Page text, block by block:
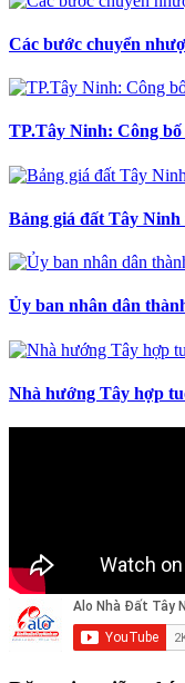
Các bước chuyển
TP.Tây Ninh: Công
Bảng giá đất Tây Ninh
Ủy ban nhân dân
Nhà hướng Tây hợp